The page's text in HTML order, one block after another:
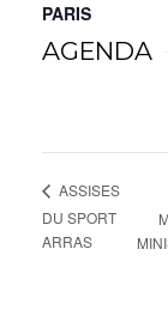
PARIS
AGENDA
ASSISES
DU SPORT
ARRAS